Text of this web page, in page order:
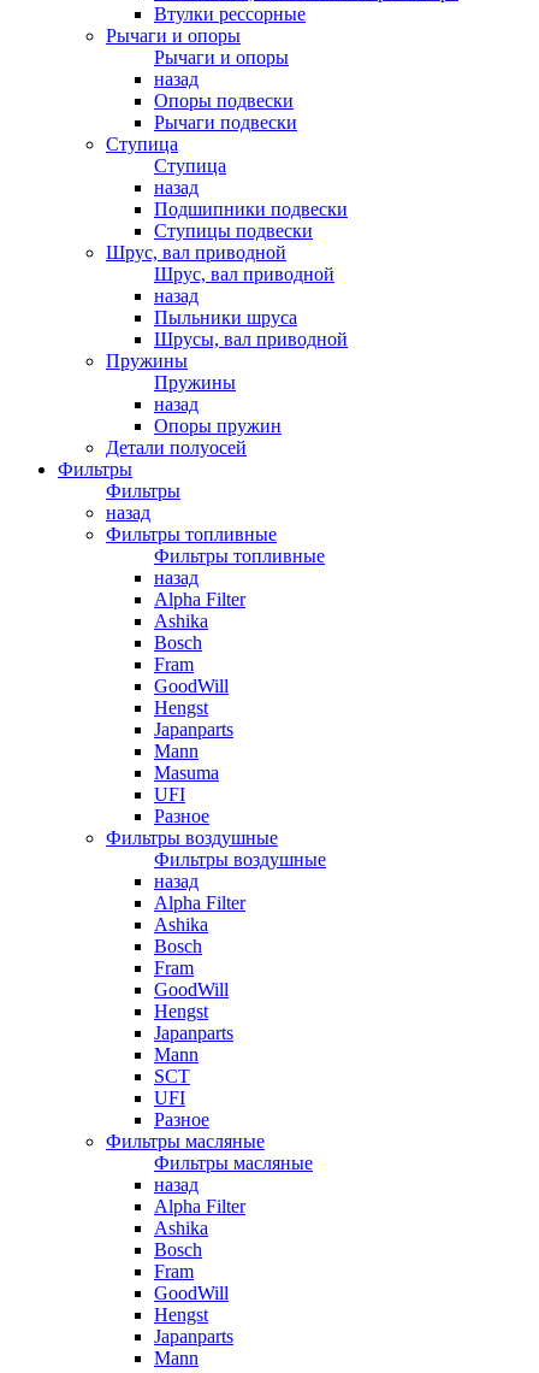
Втулки рессорные
Рычаги и опоры
Рычаги и опоры
назад
Опоры подвески
Рычаги подвески
Ступица
Ступица
назад
Подшипники подвески
Ступицы подвески
Шрус, вал приводной
Шрус, вал приводной
назад
Пыльники шруса
Шрусы, вал приводной
Пружины
Пружины
назад
Опоры пружин
Детали полуосей
Фильтры
Фильтры
назад
Фильтры топливные
Фильтры топливные
назад
Alpha Filter
Ashika
Bosch
Fram
GoodWill
Hengst
Japanparts
Mann
Masuma
UFI
Разное
Фильтры воздушные
Фильтры воздушные
назад
Alpha Filter
Ashika
Bosch
Fram
GoodWill
Hengst
Japanparts
Mann
SCT
UFI
Разное
Фильтры масляные
Фильтры масляные
назад
Alpha Filter
Ashika
Bosch
Fram
GoodWill
Hengst
Japanparts
Mann